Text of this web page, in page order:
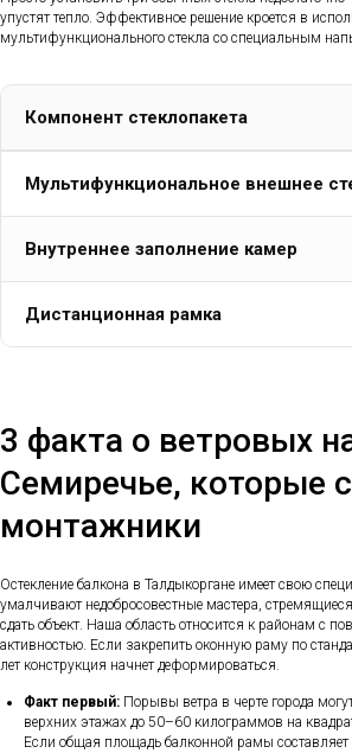
упустят тепло. Эффективное решение кроется в
мультифункционального стекла со специальным
Компонент стеклопакета
Мультифункциональное внешнее
Внутреннее заполнение камер
Дистанционная рамка
3 факта о ветровых
Семиречье, которые
монтажники
Остекление балкона в Талдыкоргане имеет свою
умалчивают недобросовестные мастера,
сдать объект. Наша область относится к районам с
активностью. Если закрепить оконную раму по
лет конструкция начнет деформироваться.
Факт первый: Порывы ветра в черте города
верхних этажах до 50–60 килограммов на
Если общая площадь балконной рамы